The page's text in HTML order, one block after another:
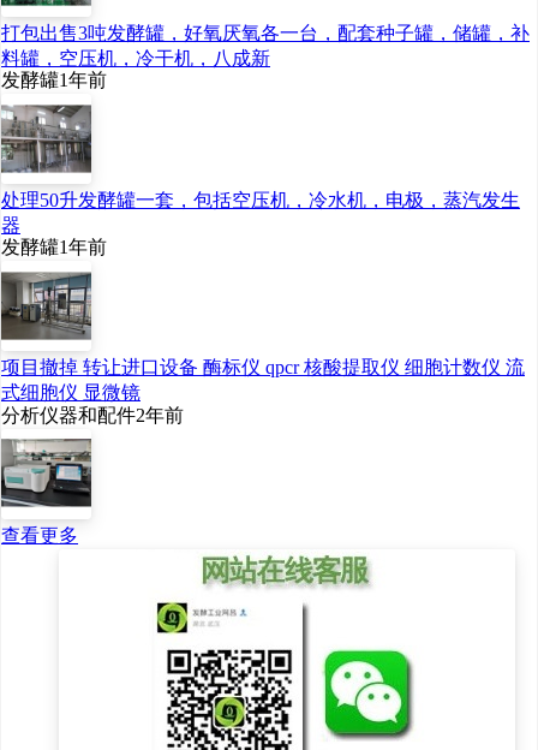
打包出售3吨发酵罐，好氧厌氧各一台，配套种子罐，储罐，补
料罐，空压机，冷干机，八成新
发酵罐1年前
处理50升发酵罐一套，包括空压机，冷水机，电极，蒸汽发生
器
发酵罐1年前
项目撤掉 转让进口设备 酶标仪 qpcr 核酸提取仪 细胞计数仪 流
式细胞仪 显微镜
分析仪器和配件2年前
查看更多